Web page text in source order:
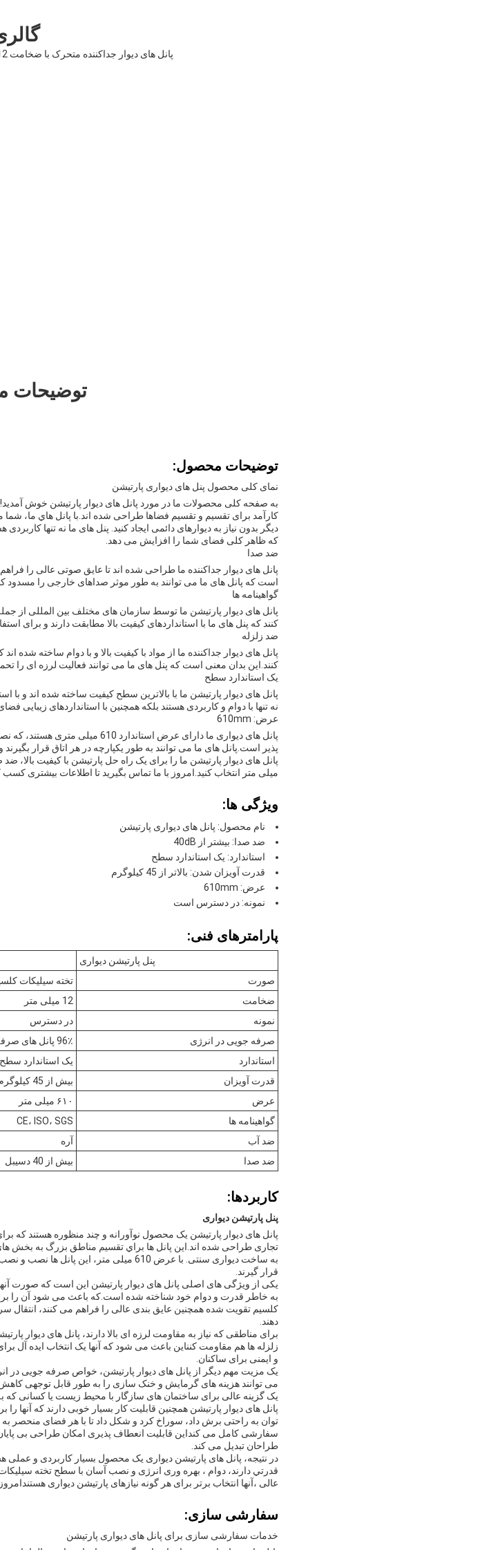
پانل های دیوار جداکننده متحرک با ضخامت 12 میلی متری با عملکرد طولانی مدت
توضیحات
توضیحات محصول:
نمای کلی محصول پنل های دیواری پارتیشن
به صفحه کلی محصولات ما در مورد پانل های دیوار پارتیشن خوش آمدید!
کارآمد برای تقسیم و تقسیم فضاها طراحی شده اند.با پانل هاي ما، شما
دیگر بدون نیاز به دیوارهای دائمی ایجاد کنید. پنل های ما نه تنها
که ظاهر کلی فضای شما را افزایش می دهد.
ضد صدا
است که پانل های ما می توانند به طور موثر صداهای خارجی را مسدود
گواهینامه ها
کنند که پنل های ما با استانداردهای کیفیت بالا مطابقت دارند و برای
ضد زلزله
کنند.این بدان معنی است که پنل های ما می توانند فعالیت لرزه ای را
یک استاندارد سطح
نه تنها با دوام و کاربردی هستند بلکه همچنین با استانداردهای زیبایی
عرض: 610mm
پانل های دیواری ما دارای عرض
پذیر است.پانل های ما می توانند به طور یکپارچه در هر اتاق قرار
میلی متر انتخاب کنید.امروز با ما تماس بگیرید تا اطلاعات بیشتری
ویژگی ها:
نام محصول: پانل های دیواری پارتیشن
ضد صدا: بیشتر از 40dB
استاندارد: یک استاندارد سطح
قدرت آویزان شدن: بالاتر از 45 کیلوگرم
عرض: 610mm
نمونه: در دسترس است
پارامترهای فنی:
پنل پارتیشن دیواری
صورت
تخته سیلیکات
ضخامت
12 میلی متر
نمونه
در دسترس
صرفه جویی در انرژی
96٪ پانل های صرفه جویی در انرژی
استاندارد
یک استاندارد سطح
قدرت آویزان
بیش از 45 کیلوگرم
عرض
۶۱۰ میلی متر
گواهینامه ها
CE، ISO، SGS
ضد آب
آره
ضد صدا
بیش از 40 دسیبل
کاربردها:
پنل پارتیشن دیواری
پانل های دیوار پارتیشن یک محصول نوآورانه و چند منظوره هستند که
تجاری طراحی شده اند.اين پانل ها براي تقسيم مناطق بزرگ به بخش
به ساخت دیواری سنتی. با عرض 610 میلی
قرار گیرند.
یکی از ویژگی های اصلی پانل های دیوار پارتیشن این است که صورت
به خاطر قدرت و دوام خود شناخته شده است.که باعث می شود آن را
کلسیم تقویت شده همچنین عایق بندی عالی را فراهم می کنند،
دهند.
برای مناطقی که نیاز به مقاومت لرزه ای بالا دارند، پانل های دیوار
زلزله ها هم مقاومت کنناین باعث می شود که آنها یک انتخاب ایده آل
و ایمنی برای ساکنان.
می توانند هزینه های گرمایش و خنک سازی را به طور قابل توجهی
یک گزینه عالی برای ساختمان های سازگار با محیط زیست یا کسانی که به
پانل های دیوار پارتیشن همچنین قابلیت کار بسیار خوبی دارند که آنها
توان به راحتی برش داد، سوراخ کرد و شکل داد تا با هر فضای منحصر به
سفارشی کامل می کنداین قابلیت انعطاف پذیری امکان طراحی بی
طراحان تبدیل می کند.
در نتیجه، پانل های پارتیشن دیواری یک محصول بسیار کاربردی و عملی
قدرتي دارند، دوام ، بهره وری انرژی و نصب آسان با سطح تخته
عالی ،آنها انتخاب برتر برای هر گونه نیازهای پارتیشن دیواری
سفارشی سازی:
خدمات سفارشی سازی برای پانل های دیواری پارتیشن